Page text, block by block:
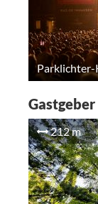
212 m